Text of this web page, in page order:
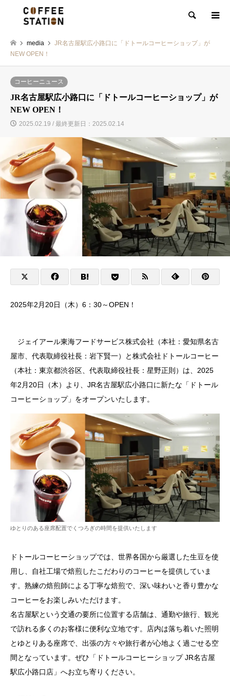
検索
media
JR名古屋駅広小路口に「ドトールコーヒーショップ」が
NEW OPEN！
コーヒーニュース
JR名古屋駅広小路口に「ドトールコーヒーショップ」が
NEW OPEN！
2025.02.19 / 最終更新日：2025.02.14
2025年2月20日（木）6：30～OPEN！
ジェイアール東海フードサービス株式会社（本社：愛知県名古
屋市、代表取締役社長：岩下賢一）と株式会社ドトールコーヒー
（本社：東京都渋谷区、代表取締役社長：星野正則）は、2025
年2月20日（木）より、JR名古屋駅広小路口に新たな「ドトール
コーヒーショップ」をオープンいたします。
ゆとりのある座席配置でくつろぎの時間を提供いたします
ドトールコーヒーショップでは、世界各国から厳選した生豆を使
用し、自社工場で焙煎したこだわりのコーヒーを提供していま
す。熟練の焙煎師による丁寧な焙煎で、深い味わいと香り豊かな
コーヒーをお楽しみいただけます。
名古屋駅という交通の要所に位置する店舗は、通勤や旅行、観光
で訪れる多くのお客様に便利な立地です。店内は落ち着いた照明
とゆとりある座席で、出張の方々や旅行者が心地よく過ごせる空
間となっています。ぜひ「ドトールコーヒーショップ JR名古屋
駅広小路口店」へお立ち寄りください。